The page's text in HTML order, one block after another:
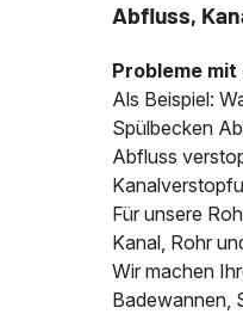
Abfluss,
Probleme
Als Beispiel:
Spülbecken
Abfluss
Für unsere
Kanal, Rohr
Wir machen
Badewannen,